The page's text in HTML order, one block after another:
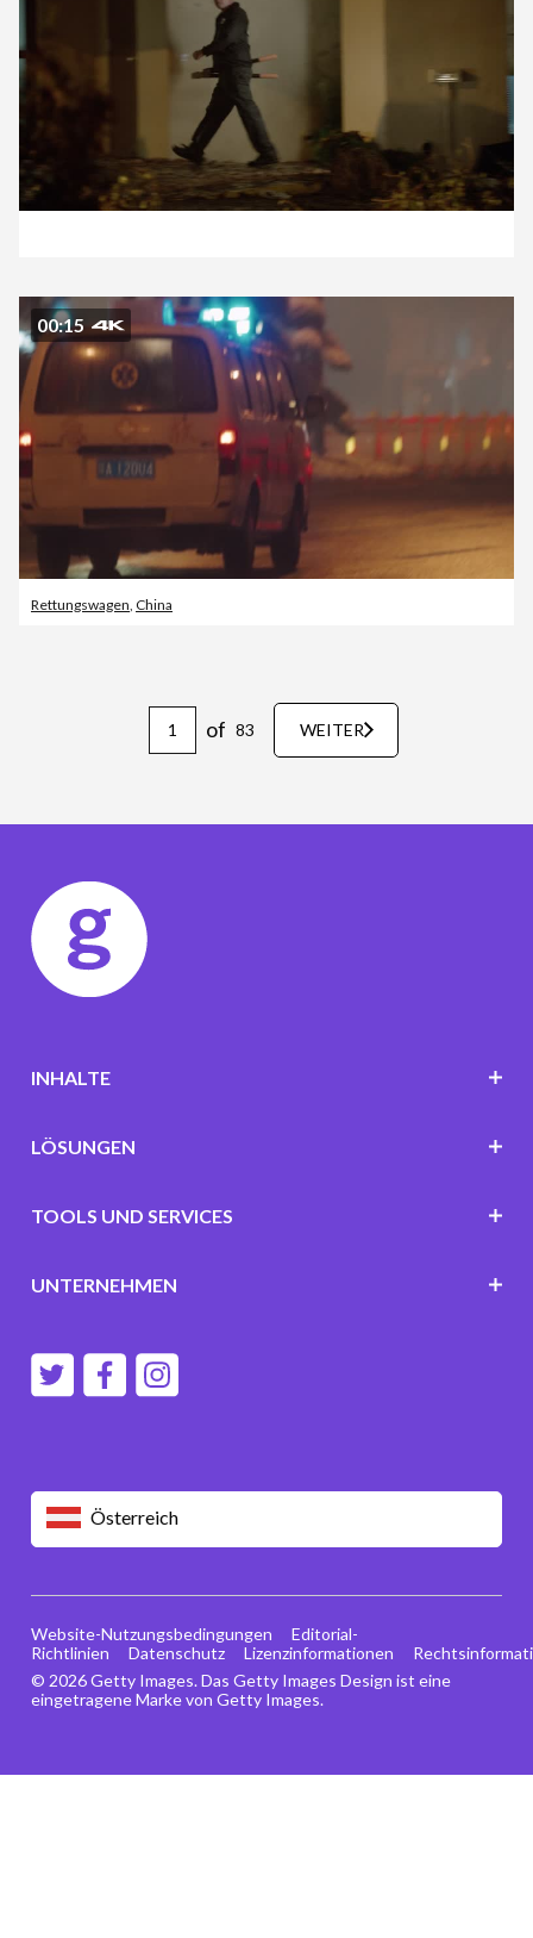
00:15
Rettungswagen China
of 83 WEITER
Österreich
INHALTE
LÖSUNGEN
TOOLS UND SERVICES
UNTERNEHMEN
© 2026 Getty Images. Das Getty Images Design ist eine
eingetragene Marke von Getty Images.
Website-Nutzungsbedingungen
Editorial-
Richtlinien
Datenschutz Lizenzinformationen